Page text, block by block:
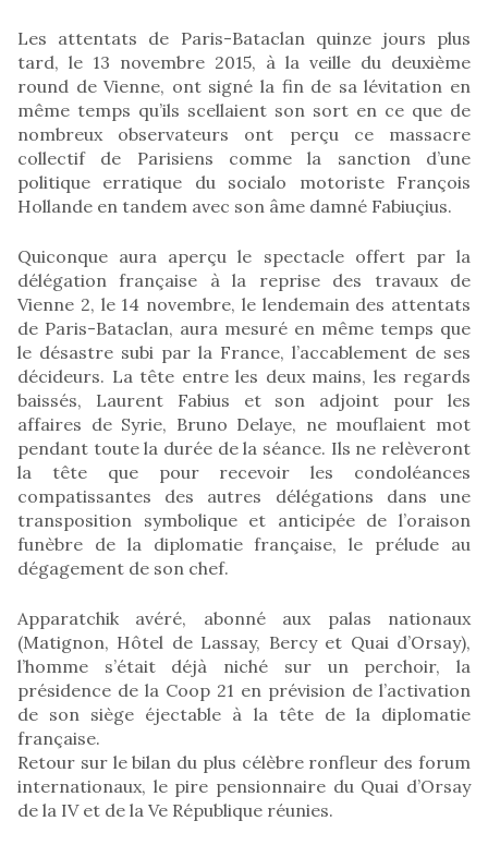
Les attentats de Paris-Bataclan quinze jours plus
tard, le 13 novembre 2015, à la veille du deuxième
round de Vienne, ont signé la fin de sa lévitation en
même temps qu’ils scellaient son sort en ce que de
nombreux observateurs ont perçu ce massacre
collectif de Parisiens comme la sanction d’une
politique erratique du socialo motoriste François
Hollande en tandem avec son âme damné Fabiuçius.
Quiconque aura aperçu le spectacle offert par la
délégation française à la reprise des travaux de
Vienne 2, le 14 novembre, le lendemain des attentats
de Paris-Bataclan, aura mesuré en même temps que
le désastre subi par la France, l’accablement de ses
décideurs. La tête entre les deux mains, les regards
baissés, Laurent Fabius et son adjoint pour les
affaires de Syrie, Bruno Delaye, ne mouflaient mot
pendant toute la durée de la séance. Ils ne relèveront
la tête que pour recevoir les condoléances
compatissantes des autres délégations dans une
transposition symbolique et anticipée de l’oraison
funèbre de la diplomatie française, le prélude au
dégagement de son chef.
Apparatchik avéré, abonné aux palas nationaux
(Matignon, Hôtel de Lassay, Bercy et Quai d’Orsay),
l’homme s’était déjà niché sur un perchoir, la
présidence de la Coop 21 en prévision de l’activation
de son siège éjectable à la tête de la diplomatie
française.
Retour sur le bilan du plus célèbre ronfleur des forum
internationaux, le pire pensionnaire du Quai d’Orsay
de la IV et de la Ve République réunies.